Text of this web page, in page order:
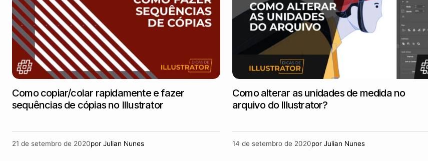
Como copiar/colar rapidamente e fazer
sequências de cópias no Illustrator
21 de setembro de 2020por Julian Nunes
Como alterar as unidades de medida no
arquivo do Illustrator?
14 de setembro de 2020por Julian Nunes